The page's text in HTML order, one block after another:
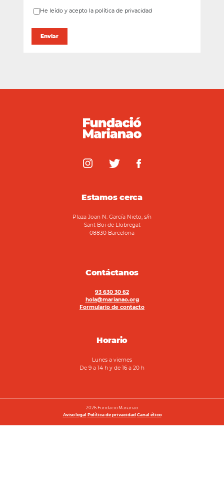
He leído y acepto la política de privacidad
Estamos cerca
Plaza Joan N. García Nieto, s/n
Sant Boi de Llobregat
08830 Barcelona
Contáctanos
93 630 30 62
hola@marianao.org
Formulario de contacto
Horario
Lunes a viernes
De 9 a 14 h y de 16 a 20 h
2026 Fundació Marianao
Aviso legal Política de privacidad Canal ético